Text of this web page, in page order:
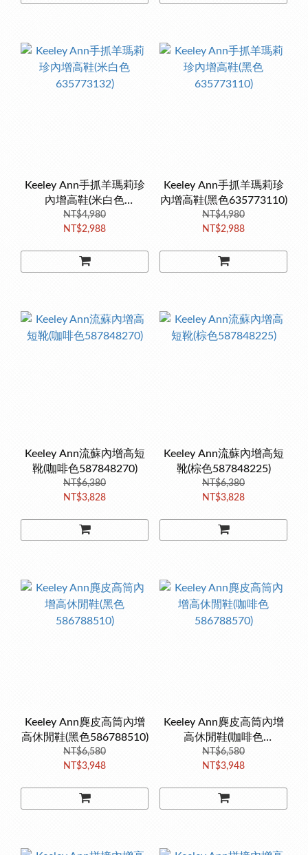
Keeley Ann手抓羊瑪莉珍
內增高鞋(米白色
635773132)
NT$4,980
NT$2,988
Keeley Ann手抓羊瑪莉珍
內增高鞋(黑色635773110)
NT$4,980
NT$2,988
Keeley Ann流蘇內增高短
靴(咖啡色587848270)
NT$6,380
NT$3,828
Keeley Ann流蘇內增高短
靴(棕色587848225)
NT$6,380
NT$3,828
Keeley Ann麂皮高筒內增
高休閒鞋(黑色586788510)
NT$6,580
NT$3,948
Keeley Ann麂皮高筒內增
高休閒鞋(咖啡色
586788570)
NT$6,580
NT$3,948